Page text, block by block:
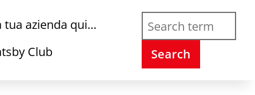
tua azienda qui…
Club Search